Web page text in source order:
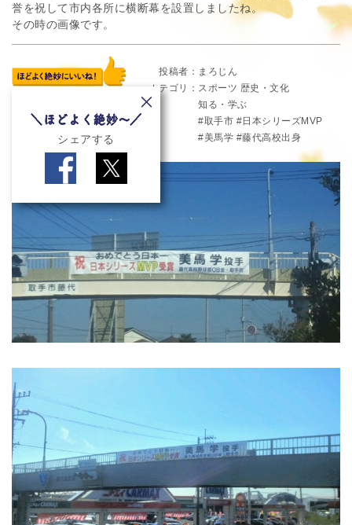
誉を祝して市内各所に横断幕を設置しましたね。
その時の画像です。
シェアする
投稿者
まろじん
カテゴリ
スポーツ 歴史・文化
知る・学ぶ
取手市
日本シリーズMVP
美馬学
藤代高校出身